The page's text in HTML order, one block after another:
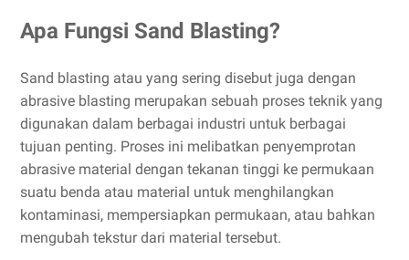
Apa Fungsi Sand Blasting?
Sand blasting atau yang sering disebut juga dengan
abrasive blasting merupakan sebuah proses teknik yang
digunakan dalam berbagai industri untuk berbagai
tujuan penting. Proses ini melibatkan penyemprotan
abrasive material dengan tekanan tinggi ke permukaan
suatu benda atau material untuk menghilangkan
kontaminasi, mempersiapkan permukaan, atau bahkan
mengubah tekstur dari material tersebut.